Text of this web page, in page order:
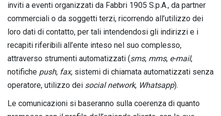
inviti a eventi organizzati da Fabbri 1905 S.p.A., da partner
commerciali o da soggetti terzi, ricorrendo all’utilizzo dei
loro dati di contatto, per tali intendendosi gli indirizzi e i
recapiti riferibili all’ente inteso nel suo complesso,
attraverso strumenti automatizzati (sms, mms, e-mail,
notifiche push, fax, sistemi di chiamata automatizzati senza
operatore, utilizzo dei social network, Whatsapp).
Le comunicazioni si baseranno sulla coerenza di quanto